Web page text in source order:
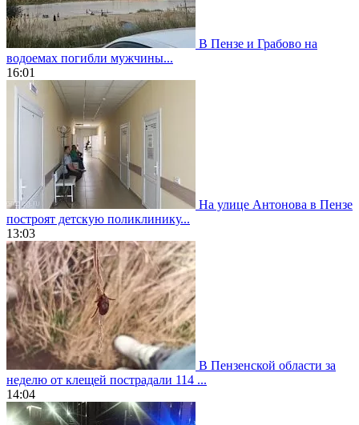
В Пензе и Грабово на
водоемах погибли мужчины...
16:01
На улице Антонова в Пензе
построят детскую поликлинику...
13:03
В Пензенской области за
неделю от клещей пострадали 114 ...
14:04